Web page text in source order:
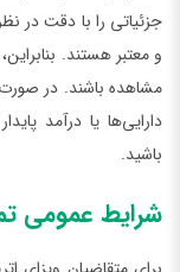
جزئیاتی را با دقت در
و معتبر هستند.
مشاهده باشند. در صورت
دارایی‌ها یا درآمد
باشید.
شرایط عمومی